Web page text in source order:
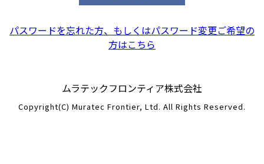
パスワードを忘れた方、もしくはパスワード変更ご希望の
方はこちら
ムラテックフロンティア株式会社
Copyright(C) Muratec Frontier, Ltd. All Rights Reserved.